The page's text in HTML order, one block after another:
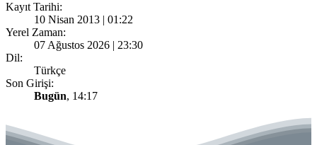
Kayıt Tarihi:
10 Nisan 2013 | 01:22
Yerel Zaman:
07 Ağustos 2026 | 23:30
Dil:
Türkçe
Son Girişi:
Bugün, 14:17